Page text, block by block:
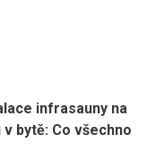
infrasauny na
v bytě: Co všechno